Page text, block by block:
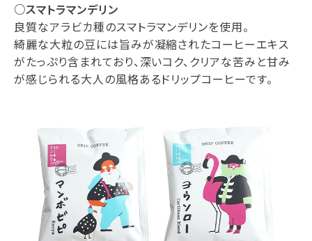
○スマトラマンデリン
良質なアラビカ種のスマトラマンデリンを使用。
綺麗な大粒の豆には旨みが凝縮されたコーヒーエキス
がたっぷり含まれており、深いコク、クリアな苦みと甘み
が感じられる大人の風格あるドリップコーヒーです。